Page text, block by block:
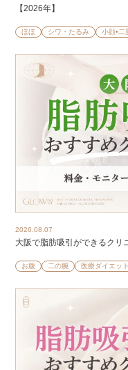
【2026年】
ほほ シワ・たるみ 小顔•二
2026.08.07
大阪で脂肪吸引ができるクリ
お腹 二の腕 医療ダイエット